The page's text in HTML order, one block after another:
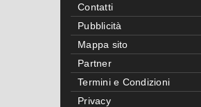
Contatti
Pubblicità
Mappa sito
Partner
Termini e Condizioni
Privacy